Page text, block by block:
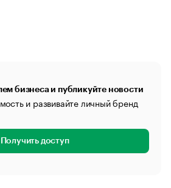
бизнеса и публикуйте новости
и развивайте личный бренд
Получить доступ